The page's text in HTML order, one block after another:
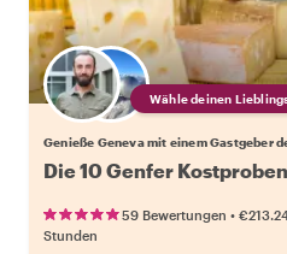
Wähle deinen
Genieße Geneva mit einem Gastgeber
Die 10 Genfer Kostproben
59 Bewertungen •
Stunden